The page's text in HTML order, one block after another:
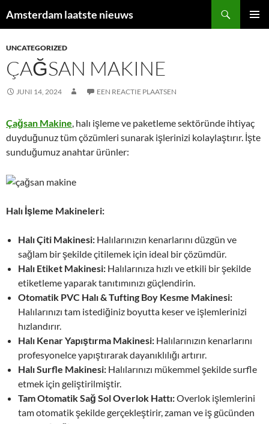
naar
inhoud
Amsterdam laatste nieuws
UNCATEGORIZED
ÇAĞSAN MAKINE
JUNI 14, 2024 EEN REACTIE PLAATSEN
Çağsan Makine, halı işleme ve paketleme sektöründe ihtiyaç
duyduğunuz tüm çözümleri sunarak işlerinizi kolaylaştırır. İşte
sunduğumuz anahtar ürünler:
Halı İşleme Makineleri:
Halı Çiti Makinesi: Halılarınızın kenarlarını düzgün ve
sağlam bir şekilde çitilemek için ideal bir çözümdür.
Halı Etiket Makinesi: Halılarınıza hızlı ve etkili bir şekilde
etiketleme yaparak tanıtımınızı güçlendirin.
Otomatik PVC Halı & Tufting Boy Kesme Makinesi:
Halılarınızı tam istediğiniz boyutta keser ve işlemlerinizi
hızlandırır.
Halı Kenar Yapıştırma Makinesi: Halılarınızın kenarlarını
profesyonelce yapıştırarak dayanıklılığı artırır.
Halı Surfle Makinesi: Halılarınızı mükemmel şekilde surfle
etmek için geliştirilmiştir.
Tam Otomatik Sağ Sol Overlok Hattı:Overlok işlemlerini
tam otomatik şekilde gerçekleştirir, zaman ve iş gücünden